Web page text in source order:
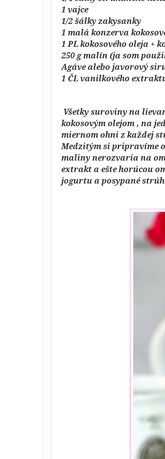
1 vajce
1/2 šálky zakysanky
1 malá konzerva
1 PL kokosového oleja +
250 g malín (ja som
Agáve alebo javorový
1 ČL vanilkového
Všetky suroviny na
kokosovým olejom , na
miernom ohni z každej
Medzitým si pripravíme
maliny nerozvaria na
extrakt a ešte horúcou
jogurtu a posypané